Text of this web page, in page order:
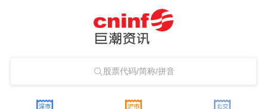
股票代码/简称/拼音